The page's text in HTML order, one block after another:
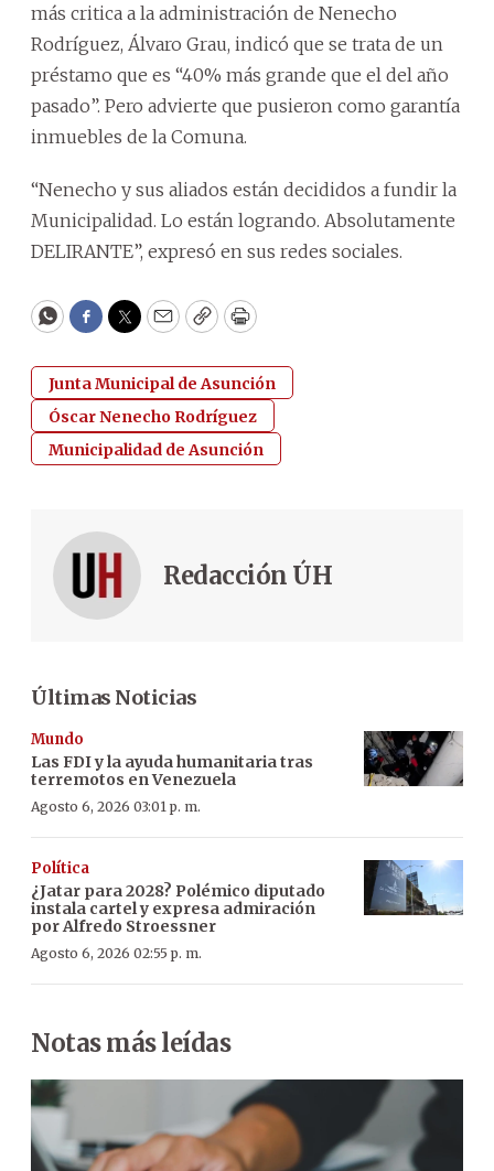
más critica a la administración de Nenecho
Rodríguez, Álvaro Grau, indicó que se trata de un
préstamo que es “40% más grande que el del año
pasado”. Pero advierte que pusieron como garantía
inmuebles de la Comuna.
“Nenecho y sus aliados están decididos a fundir la
Municipalidad. Lo están logrando. Absolutamente
DELIRANTE”, expresó en sus redes sociales.
WhatsApp
Facebook
Twitter
EmailCopyPrint
Junta Municipal de Asunción
Óscar Nenecho Rodríguez
Municipalidad de Asunción
Redacción ÚH
Últimas Noticias
Mundo
Las FDI y la ayuda humanitaria tras
terremotos en Venezuela
Agosto 6, 2026 03:01 p. m.
Política
¿Jatar para 2028? Polémico diputado
instala cartel y expresa admiración
por Alfredo Stroessner
Agosto 6, 2026 02:55 p. m.
Notas más leídas